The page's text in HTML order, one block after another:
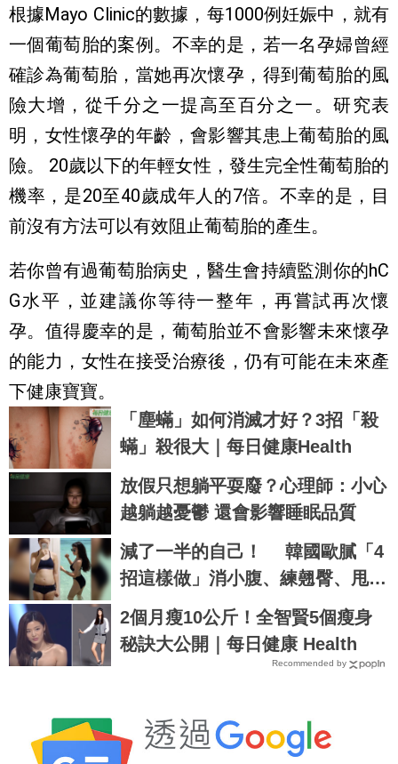
根據Mayo Clinic的數據，每1000例妊娠中，就有
一個葡萄胎的案例。不幸的是，若一名孕婦曾經
確診為葡萄胎，當她再次懷孕，得到葡萄胎的風
險大增，從千分之一提高至百分之一。研究表
明，女性懷孕的年齡，會影響其患上葡萄胎的風
險。 20歲以下的年輕女性，發生完全性葡萄胎的
機率，是20至40歲成年人的7倍。不幸的是，目
前沒有方法可以有效阻止葡萄胎的產生。
若你曾有過葡萄胎病史，醫生會持續監測你的hC
G水平，並建議你等待一整年，再嘗試再次懷
孕。值得慶幸的是，葡萄胎並不會影響未來懷孕
的能力，女性在接受治療後，仍有可能在未來產
下健康寶寶。
「塵蟎」如何消滅才好？3招「殺
蟎」殺很大｜每日健康Health
放假只想躺平耍廢？心理師：小心
越躺越憂鬱 還會影響睡眠品質
減了一半的自己！ 韓國歐膩「4
招這樣做」消小腹、練翹臀、甩蝴
蝶袖
2個月瘦10公斤！全智賢5個瘦身
秘訣大公開｜每日健康 Health
Recommended by